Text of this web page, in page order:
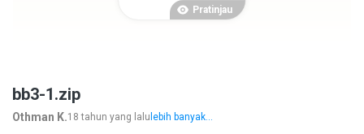
Pratinjau
bb3-1.zip
Othman K.18 tahun yang lalu lebih banyak...